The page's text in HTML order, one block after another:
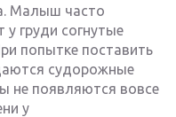
Малыш часто
груди согнутые
попытке поставить
судорожные
не появляются вовсе
у